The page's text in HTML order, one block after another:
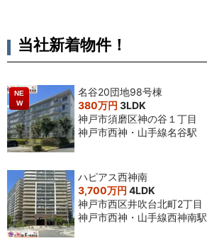
当社新着物件！
NE
W
名谷20団地98号棟
380万円 3LDK
神戸市須磨区神の谷１丁目
神戸市西神・山手線名谷駅
ハピアス西神南
3,700万円 4LDK
神戸市西区井吹台北町2丁目
神戸市西神・山手線西神南駅